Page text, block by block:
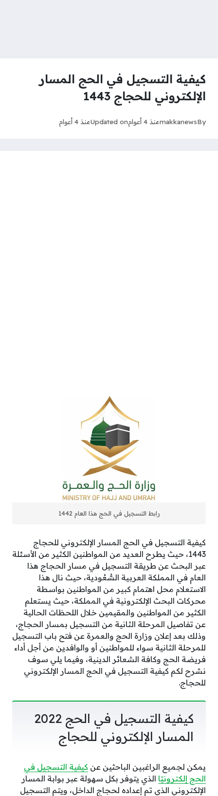
كيفية التسجيل في الحج المسار
الإلكتروني للحجاج 1443
By
makkanewsمنذ 4 أعوام Updated onمنذ 4 أعوام
رابط التسجيل في الحج هذا العام 1442
كيفية التسجيل في الحج المسار الإلكتروني للحجاج
1443، حيث يطرح العديد من المواطنين الكثير من الأسئلة
عبر البحث عن طريقة التسجيل في مسار الحجاج هذا
العام في المملكة العربية السُّعُودية، حيث نال هذا
الاستعلام محل اهتمام كبير من المواطنين بواسطة
محركات البحث الإلكترونية في المملكة، حيث يستعلم
الكثير من المواطنين والمقيمين خلال اللحظات الحالية
عن تفاصيل المرحلة الثانية من التسجيل بمسار الحجاج،
وذلك بعد إعلان وزارة الحج والعمرة عن فتح باب التسجيل
للمرحلة الثانية سواء للمواطنين أو والوافدين من أجل أداء
فريضة الحج وكافة الشعائر الدينية، وفيما يلي سوف
نشرح لكم كيفية التسجيل في الحج المسار الإلكتروني
للحجاج.
كيفية التسجيل في الحج 2022
المسار الإلكتروني للحجاج
يمكن لجميع الراغبين الباحثين عن كيفية التسجيل في
الحج إلكترونيًا الذي يتوفر بكل سهولة عبر بوابة المسار
الإلكتروني الذي تم إعداده لحجاج الداخل، ويتم التسجيل